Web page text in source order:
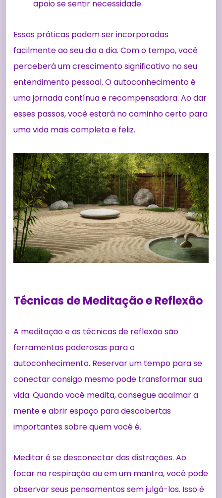
apoio se sentir necessidade.
Essas práticas podem ser incorporadas
facilmente ao seu dia a dia. Com o tempo, você
perceberá um crescimento significativo no seu
entendimento pessoal. O autoconhecimento é
uma jornada contínua e recompensadora. Ao dar
esses passos, você estará no caminho certo para
uma vida mais completa e feliz.
Técnicas de Meditação e Reflexão
A meditação e as técnicas de reflexão são
ferramentas poderosas para o
autoconhecimento. Reservar um tempo para se
conectar consigo mesmo pode transformar sua
vida. Quando você medita, consegue acalmar a
mente e abrir espaço para descobertas
importantes sobre quem você é.
Meditar é se desconectar das distrações. Ao
focar na respiração ou em um mantra, você pode
observar seus pensamentos sem julgá-los. Isso é